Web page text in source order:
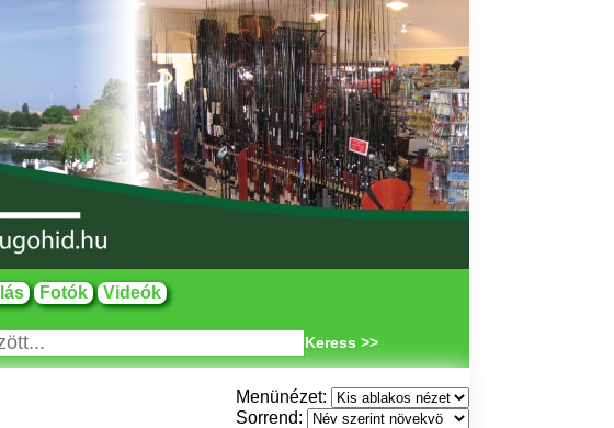
Fotók Videók
Keress >>
Menünézet:
Sorrend: